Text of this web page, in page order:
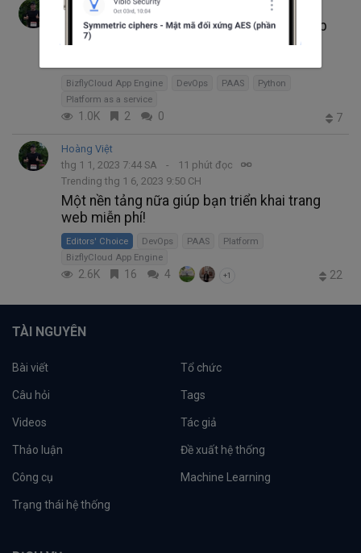
Hoàng Việt thg 1 15, 2023 4:33 SA 7 phút đọc
Chưa tới 5 phút là thời gian đưa Python App
của bạn ra ngoài Internet với BizflyCloud
BizflyCloud App Engine DevOps PAAS
Python
Platform as a service
1.0K 2 0 7
Hoàng Việt
thg 1 1, 2023 7:44 SA
11 phút đọc
Trending thg 1 6, 2023 9:50 CH
Một nền tảng nữa giúp bạn triển khai trang
web miễn phí!
Editors' Choice DevOps PAAS
Platform
BizflyCloud App Engine
2.6K 16 4 +1 22
TÀI NGUYÊN
Bài viết Tổ chức
Câu hỏi Tags
Videos Tác giả
Thảo luận Đề xuất hệ thống
Công cụ Machine Learning
Trạng thái hệ thống